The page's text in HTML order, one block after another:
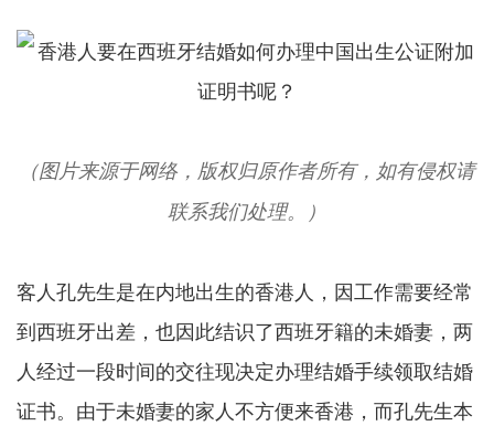
（图片来源于网络，版权归原作者所有，如有侵权请
联系我们处理。）
客人孔先生是在内地出生的香港人，因工作需要经常
到西班牙出差，也因此结识了西班牙籍的未婚妻，两
人经过一段时间的交往现决定办理结婚手续领取结婚
证书。由于未婚妻的家人不方便来香港，而孔先生本